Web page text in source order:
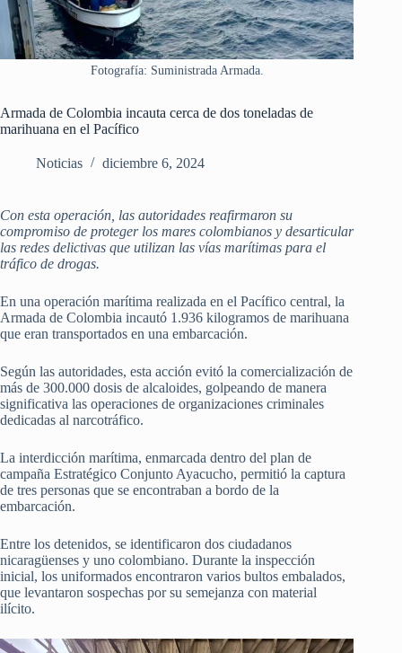
Fotografía: Suministrada Armada.
Armada de Colombia incauta cerca de dos toneladas de
marihuana en el Pacífico
Noticias diciembre 6, 2024
Con esta operación, las autoridades reafirmaron su
compromiso de proteger los mares colombianos y desarticular
las redes delictivas que utilizan las vías marítimas para el
tráfico de drogas.
En una operación marítima realizada en el Pacífico central, la
Armada de Colombia incautó 1.936 kilogramos de marihuana
que eran transportados en una embarcación.
Según las autoridades, esta acción evitó la comercialización de
más de 300.000 dosis de alcaloides, golpeando de manera
significativa las operaciones de organizaciones criminales
dedicadas al narcotráfico.
La interdicción marítima, enmarcada dentro del plan de
campaña Estratégico Conjunto Ayacucho, permitió la captura
de tres personas que se encontraban a bordo de la
embarcación.
Entre los detenidos, se identificaron dos ciudadanos
nicaragüenses y uno colombiano. Durante la inspección
inicial, los uniformados encontraron varios bultos embalados,
que levantaron sospechas por su semejanza con material
ilícito.